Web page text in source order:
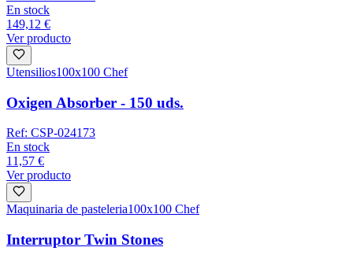
En stock
149,12 €
Ver producto
Utensilios100x100 Chef
Oxigen Absorber - 150 uds.
Ref: CSP-024173
En stock
11,57 €
Ver producto
Maquinaria de pasteleria100x100 Chef
Interruptor Twin Stones